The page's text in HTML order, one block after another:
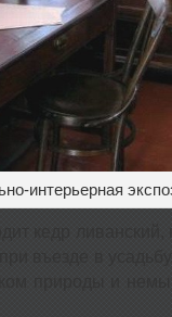
интерьерная
кедр
при въезде в
природы и